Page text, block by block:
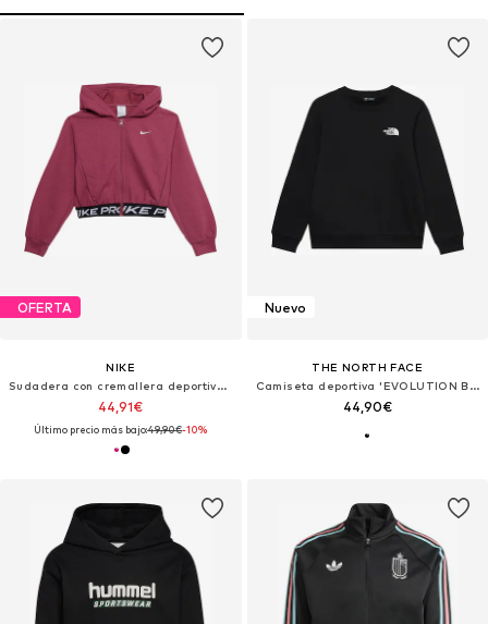
OFERTA
NIKE
Sudadera con cremallera deportiva 'Pro'
44,91€
Último precio más bajo:49,90€-10%
Nuevo
THE NORTH FACE
Camiseta deportiva 'EVOLUTION BOX'
44,90€